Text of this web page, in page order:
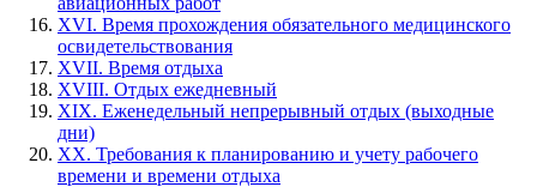
XVI. Время прохождения обязательного медицинского
освидетельствования
XVII. Время отдыха
XVIII. Отдых ежедневный
XIX. Еженедельный непрерывный отдых (выходные
дни)
XX. Требования к планированию и учету рабочего
времени и времени отдыха